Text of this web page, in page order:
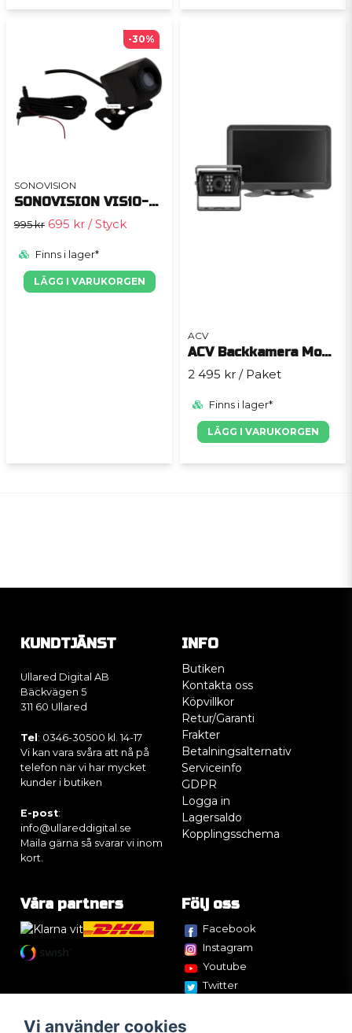
SONOVISION
SONOVISION VISiO-Cam10.5
995 kr 695 kr / Styck
Finns i lager*
LÄGG I VARUKORGEN
-30%
ACV
ACV Backkamera Monitor Kit 7" Campervan/Motorhome
2 495 kr / Paket
Finns i lager*
LÄGG I VARUKORGEN
KUNDTJÄNST
Ullared Digital AB
Bäckvägen 5
311 60 Ullared
Tel: 0346-30500 kl. 14-17
Vi kan vara svåra att nå på
telefon när vi har mycket
kunder i butiken
E-post:
info@ullareddigital.se
Maila gärna så svarar vi inom
kort.
INFO
Butiken
Kontakta oss
Köpvillkor
Retur/Garanti
Frakter
Betalningsalternativ
Serviceinfo
GDPR
Logga in
Lagersaldo
Kopplingsschema
Våra partners Följ oss
Facebook
Instagram
Youtube
Twitter
Vi använder cookies